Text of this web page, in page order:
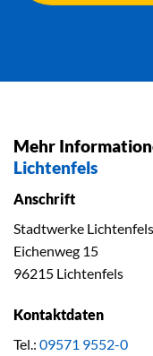
Mehr
Lichtenfels
Anschrift
Stadtwerke Lichtenfels
Eichenweg 15
96215 Lichtenfels
Kontaktdaten
Tel.: 09571 9552-0